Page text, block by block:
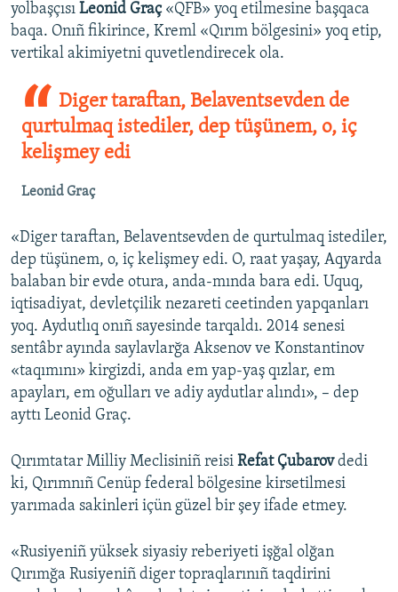
yolbaşçısı Leonid Graç «QFB» yoq etilmesine başqaca
baqa. Onıñ fikirince, Kreml «Qırım bölgesini» yoq etip,
vertikal akimiyetni quvetlendirecek ola.
Diger taraftan, Belaventsevden de
qurtulmaq istediler, dep tüşünem, o, iç
kelişmey edi
Leonid Graç
«Diger taraftan, Belaventsevden de qurtulmaq istediler,
dep tüşünem, o, iç kelişmey edi. O, raat yaşay, Aqyarda
balaban bir evde otura, anda-mında bara edi. Uquq,
iqtisadiyat, devletçilik nezareti ceetinden yapqanları
yoq. Aydutlıq onıñ sayesinde tarqaldı. 2014 senesi
sentâbr ayında saylavlarğa Aksenov ve Konstantinov
«taqımını» kirgizdi, anda em yap-yaş qızlar, em
apayları, em oğulları ve adiy aydutlar alındı», – dep
ayttı Leonid Graç.
Qırımtatar Milliy Meclisiniñ reisi Refat Çubarovdedi
ki, Qırımnıñ Cenüp federal bölgesine kirsetilmesi
yarımada sakinleri içün güzel bir şey ifade etmey.
«Rusiyeniñ yüksek siyasiy reberiyeti işğal olğan
Qırımğa Rusiyeniñ diger topraqlarınıñ taqdirini